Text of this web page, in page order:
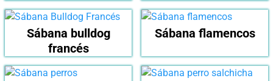
Sábana bulldog
francés
Sábana flamencos